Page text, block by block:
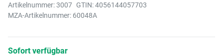
Artikelnummer:3007 GTIN:4056144057703
MZA-Artikelnummer: 60048A
Sofort verfügbar